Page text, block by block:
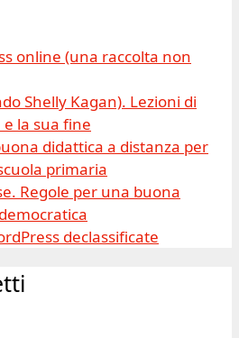
online (una raccolta non
Shelly Kagan). Lezioni di
la sua fine
didattica a distanza per
primaria
Regole per una buona
declassificate